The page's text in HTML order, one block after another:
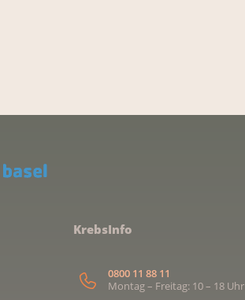
KrebsInfo
0800 11 88 11
Montag – Freitag: 10 – 18 Uhr